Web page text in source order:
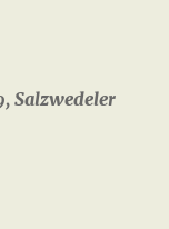
Salzwedeler